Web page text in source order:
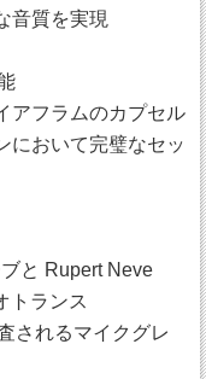
音質を実現
アフラムのカプセル
において完璧なセッ
と Rupert Neve
トランス
されるマイクグレ